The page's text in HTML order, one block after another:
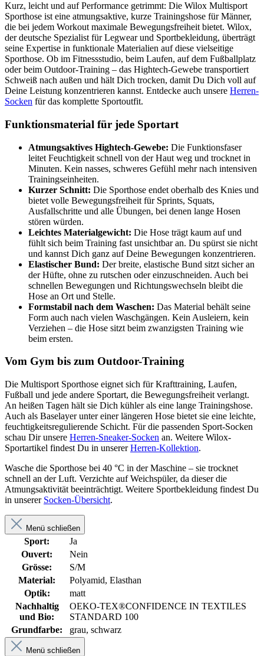
Kurz, leicht und auf Performance getrimmt: Die Wilox Multisport
Sporthose ist eine atmungsaktive, kurze Trainingshose für Männer,
die bei jedem Workout maximale Bewegungsfreiheit bietet. Wilox,
der deutsche Spezialist für Legwear und Sportbekleidung, überträgt
seine Expertise in funktionale Materialien auf diese vielseitige
Sporthose. Ob im Fitnessstudio, beim Laufen, auf dem Fußballplatz
oder beim Outdoor-Training – das Hightech-Gewebe transportiert
Schweiß nach außen und hält Dich trocken, damit Du Dich voll auf
Deine Leistung konzentrieren kannst. Entdecke auch unsere Herren-
Socken für das komplette Sportoutfit.
Funktionsmaterial für jede Sportart
Atmungsaktives Hightech-Gewebe: Die Funktionsfaser
leitet Feuchtigkeit schnell von der Haut weg und trocknet in
Minuten. Kein nasses, schweres Gefühl mehr nach intensiven
Trainingseinheiten.
Kurzer Schnitt: Die Sporthose endet oberhalb des Knies und
bietet volle Bewegungsfreiheit für Sprints, Squats,
Ausfallschritte und alle Übungen, bei denen lange Hosen
stören würden.
Leichtes Materialgewicht: Die Hose trägt kaum auf und
fühlt sich beim Training fast unsichtbar an. Du spürst sie nicht
und kannst Dich ganz auf Deine Bewegungen konzentrieren.
Elastischer Bund: Der breite, elastische Bund sitzt sicher an
der Hüfte, ohne zu rutschen oder einzuschneiden. Auch bei
schnellen Bewegungen und Richtungswechseln bleibt die
Hose an Ort und Stelle.
Formstabil nach dem Waschen: Das Material behält seine
Form auch nach vielen Waschgängen. Kein Ausleiern, kein
Verziehen – die Hose sitzt beim zwanzigsten Training wie
beim ersten.
Vom Gym bis zum Outdoor-Training
Die Multisport Sporthose eignet sich für Krafttraining, Laufen,
Fußball und jede andere Sportart, die Bewegungsfreiheit verlangt.
An heißen Tagen hält sie Dich kühler als eine lange Trainingshose.
Auch als Baselayer unter einer längeren Hose bietet sie eine leichte,
feuchtigkeitsregulierende Schicht. Für die passenden Sport-Socken
schau Dir unsere Herren-Sneaker-Socken an. Weitere Wilox-
Sportartikel findest Du in unsererHerren-Kollektion.
Wasche die Sporthose bei 40 °C in der Maschine – sie trocknet
schnell an der Luft. Verzichte auf Weichspüler, da dieser die
Atmungsaktivität beeinträchtigt. Weitere Sportbekleidung findest Du
in unserer Socken-Übersicht.
Menü schließen
Sport:
Ja
Ouvert:
Nein
Grösse:
S/M
Material:
Polyamid, Elasthan
Optik:
matt
Nachhaltig
und Bio:
OEKO-TEX®CONFIDENCE IN TEXTILES
STANDARD 100
Grundfarbe:
grau, schwarz
Menü schließen